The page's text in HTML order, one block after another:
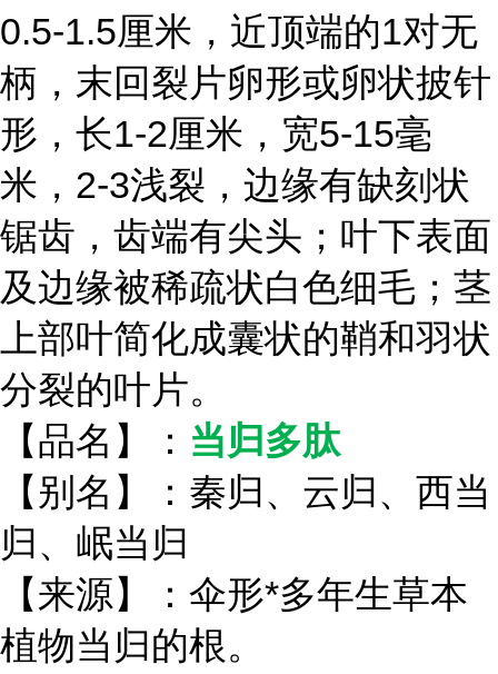
0.5-1.5厘米，近顶端的1对无
柄，末回裂片卵形或卵状披针
形，长1-2厘米，宽5-15毫
米，2-3浅裂，边缘有缺刻状
锯齿，齿端有尖头；叶下表面
及边缘被稀疏状白色细毛；茎
上部叶简化成囊状的鞘和羽状
分裂的叶片。
【品名】： 当归多肽
【别名】：秦归、云归、西当
归、岷当归
【来源】：伞形*多年生草本
植物当归的根。